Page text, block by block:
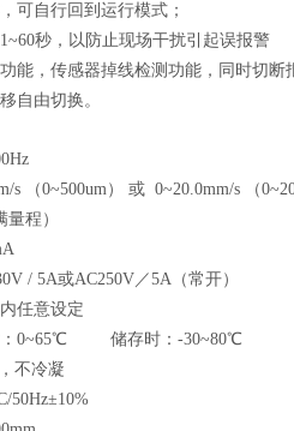
可自行回到运行模式；
秒，以防止现场干扰引起误报警
能，传感器掉线检测功能，同时切
自由切换。
z
（0~500um） 或 0~20.0mm/s （
程）
/ 5A或AC250V／5A（常开）
任意设定
：0~65℃ 储存时：-30~80℃
不冷凝
50Hz±10%